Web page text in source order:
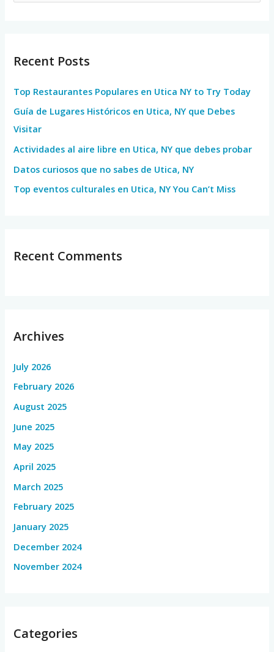
c
f
o
r
:
Recent Posts
Top Restaurantes Populares en Utica NY to Try Today
Guía de Lugares Históricos en Utica, NY que Debes
Visitar
Actividades al aire libre en Utica, NY que debes probar
Datos curiosos que no sabes de Utica, NY
Top eventos culturales en Utica, NY You Can’t Miss
Recent Comments
Archives
July 2026
February 2026
August 2025
June 2025
May 2025
April 2025
March 2025
February 2025
January 2025
December 2024
November 2024
Categories